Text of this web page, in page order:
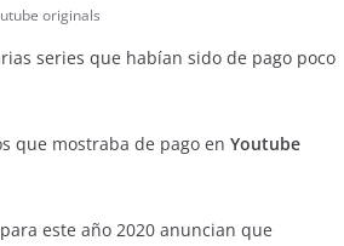
originals
series que habían sido de pago poco
que mostraba de pago en Youtube
este año 2020 anuncian que